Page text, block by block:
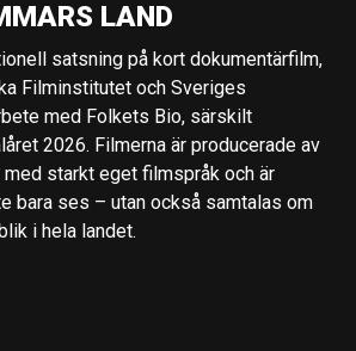
LAND
satsning på kort dokumentärfilm,
Filminstitutet och Sveriges
med Folkets Bio, särskilt
2026. Filmerna är producerade av
starkt eget filmspråk och är
bara ses – utan också samtalas om
i hela landet.